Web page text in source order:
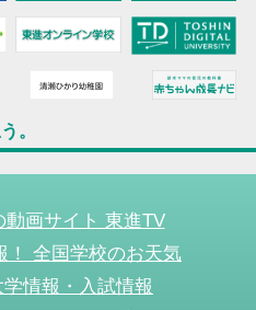
。
画サイト 東進TV
！ 全国学校のお天気
情報・入試情報